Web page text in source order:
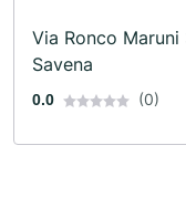
Via Ronco
Savena
0.0 (0)